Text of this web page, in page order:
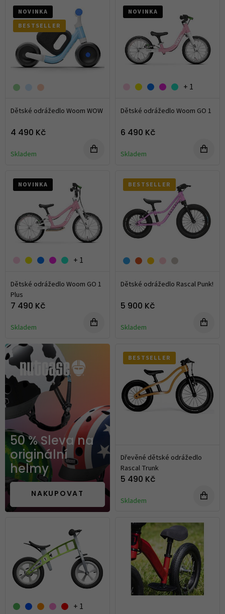
NOVINKA
BESTSELLER
Dětské odrážedlo Woom WOW
4 490 Kč
Skladem
NOVINKA
+ 1
Dětské odrážedlo Woom GO 1
6 490 Kč
Skladem
NOVINKA
+ 1
Dětské odrážedlo Woom GO 1
Plus
7 490 Kč
Skladem
BESTSELLER
Dětské odrážedlo Rascal Punk!
5 900 Kč
Skladem
50 % Sleva na
originální
helmy
NAKUPOVAT
BESTSELLER
Dřevěné dětské odrážedlo
Rascal Trunk
5 490 Kč
Skladem
+ 1